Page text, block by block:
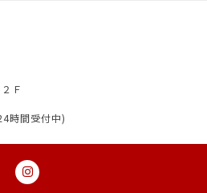
Ｆ
時間受付中)